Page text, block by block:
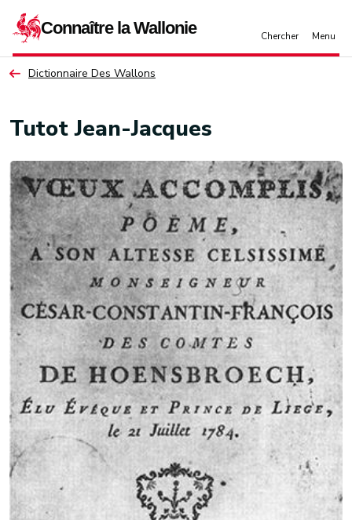
Dictionnaire Des Wallons
Tutot Jean-Jacques